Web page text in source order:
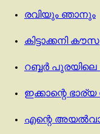
രവിയും ഞാനും
കിട്ടാക്കനി
റബ്ബർ പുരയിലെ
ഇക്കാന്റെ
എന്റെ